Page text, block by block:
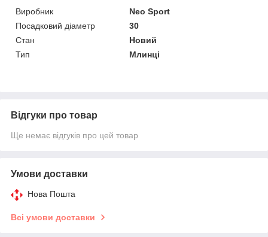
Виробник
Neo Sport
Посадковий діаметр
30
Стан
Новий
Тип
Млинці
Відгуки про товар
Ще немає відгуків про цей товар
Умови доставки
Нова Пошта
Всі умови доставки